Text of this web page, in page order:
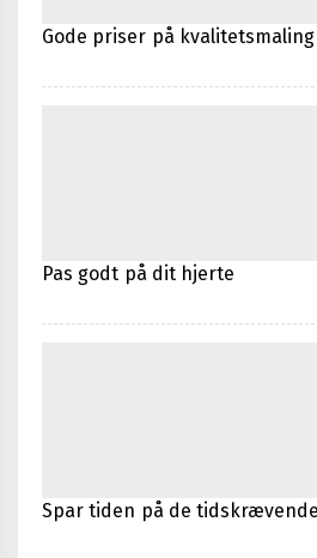
Gode priser på kvalitetsmaling
Pas godt på dit hjerte
Spar tiden på de